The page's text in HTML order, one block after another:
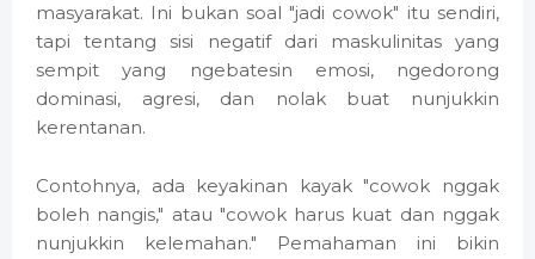
masyarakat. Ini bukan soal "jadi cowok" itu sendiri,
tapi tentang sisi negatif dari maskulinitas yang
sempit yang ngebatesin emosi, ngedorong
dominasi, agresi, dan nolak buat nunjukkin
kerentanan.
Contohnya, ada keyakinan kayak "cowok nggak
boleh nangis," atau "cowok harus kuat dan nggak
nunjukkin kelemahan." Pemahaman ini bikin